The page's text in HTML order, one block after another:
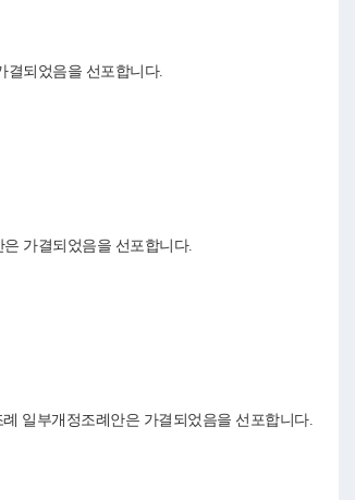
결되었음을 선포합니다.
가결되었음을 선포합니다.
일부개정조례안은 가결되었음을 선포합니다.